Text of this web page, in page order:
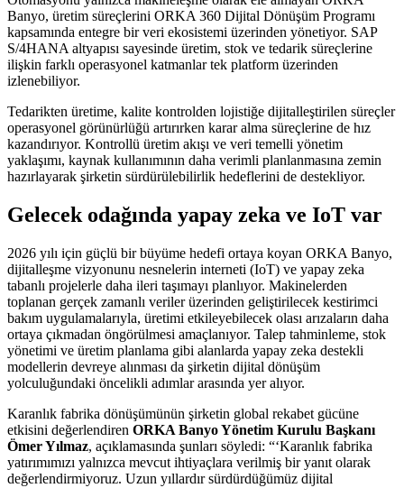
Banyo, üretim süreçlerini ORKA 360 Dijital Dönüşüm Programı
kapsamında entegre bir veri ekosistemi üzerinden yönetiyor. SAP
S/4HANA altyapısı sayesinde üretim, stok ve tedarik süreçlerine
ilişkin farklı operasyonel katmanlar tek platform üzerinden
izlenebiliyor.
Tedarikten üretime, kalite kontrolden lojistiğe dijitalleştirilen süreçler
operasyonel görünürlüğü artırırken karar alma süreçlerine de hız
kazandırıyor. Kontrollü üretim akışı ve veri temelli yönetim
yaklaşımı, kaynak kullanımının daha verimli planlanmasına zemin
hazırlayarak şirketin sürdürülebilirlik hedeflerini de destekliyor.
Gelecek odağında yapay zeka ve IoT var
2026 yılı için güçlü bir büyüme hedefi ortaya koyan ORKA Banyo,
dijitalleşme vizyonunu nesnelerin interneti (IoT) ve yapay zeka
tabanlı projelerle daha ileri taşımayı planlıyor. Makinelerden
toplanan gerçek zamanlı veriler üzerinden geliştirilecek kestirimci
bakım uygulamalarıyla, üretimi etkileyebilecek olası arızaların daha
ortaya çıkmadan öngörülmesi amaçlanıyor. Talep tahminleme, stok
yönetimi ve üretim planlama gibi alanlarda yapay zeka destekli
modellerin devreye alınması da şirketin dijital dönüşüm
yolculuğundaki öncelikli adımlar arasında yer alıyor.
Karanlık fabrika dönüşümünün şirketin global rekabet gücüne
etkisini değerlendiren ORKA Banyo Yönetim Kurulu Başkanı
Ömer Yılmaz, açıklamasında şunları söyledi: “‘Karanlık fabrika
yatırımımızı yalnızca mevcut ihtiyaçlara verilmiş bir yanıt olarak
değerlendirmiyoruz. Uzun yıllardır sürdürdüğümüz dijital